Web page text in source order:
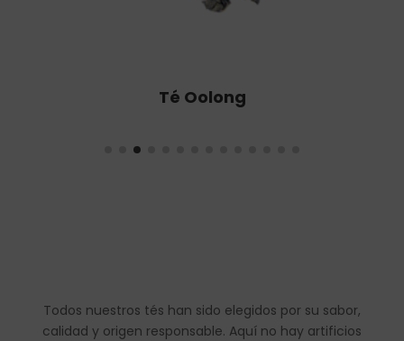
Té Oolong
Todos nuestros tés han sido elegidos por su sabor,
calidad y origen responsable. Aquí no hay artificios